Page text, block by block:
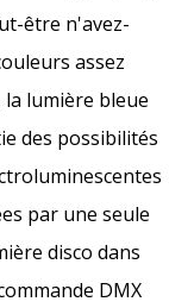
être n'avez-
assez
lumière bleue
des possibilités
par une seule
disco dans
DMX